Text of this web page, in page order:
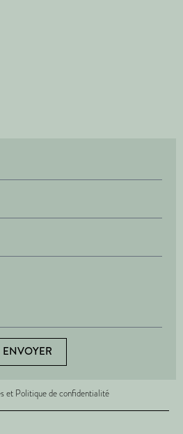
ENVOYER
et Politique de confidentialité